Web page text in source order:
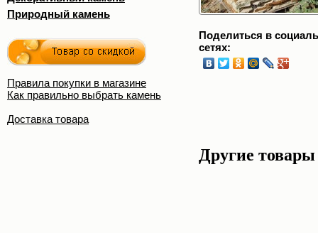
Природный камень
Правила покупки в магазине
Как правильно выбрать камень
Доставка товара
Поделиться в
сетях:
Другие товары